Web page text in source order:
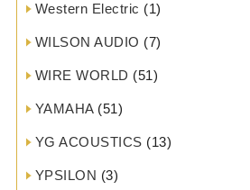
Western Electric (1)
WILSON AUDIO (7)
WIRE WORLD (51)
YAMAHA(51)
YG ACOUSTICS (13)
YPSILON (3)